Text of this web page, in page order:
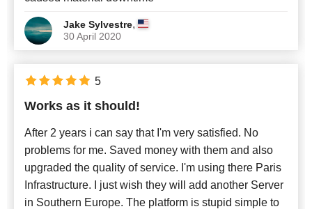
Jake Sylvestre,
30 April 2020
Works as it should!
After 2 years i can say that I'm very satisfied. No
problems for me. Saved money with them and also
upgraded the quality of service. I'm using there Paris
Infrastructure. I just wish they will add another Server
in Southern Europe. The platform is stupid simple to
5